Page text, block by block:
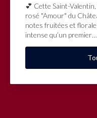
💕 Cette Saint-
rosé "Amour" du
notes fruitées et
intense qu’un premier…